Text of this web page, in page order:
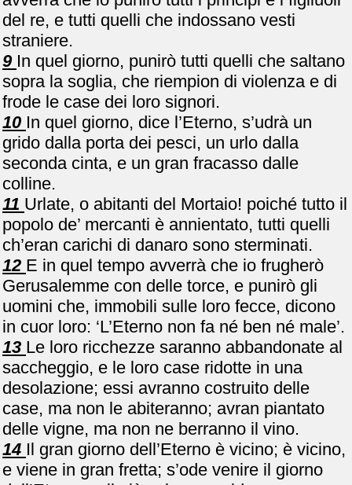
del re, e tutti quelli che indossano vesti
straniere.
9 In quel giorno, punirò tutti quelli che saltano
sopra la soglia, che riempion di violenza e di
frode le case dei loro signori.
10 In quel giorno, dice l’Eterno, s’udrà un
grido dalla porta dei pesci, un urlo dalla
seconda cinta, e un gran fracasso dalle
colline.
11 Urlate, o abitanti del Mortaio! poiché tutto il
popolo de’ mercanti è annientato, tutti quelli
ch’eran carichi di danaro sono sterminati.
12 E in quel tempo avverrà che io frugherò
Gerusalemme con delle torce, e punirò gli
uomini che, immobili sulle loro fecce, dicono
in cuor loro: ‘L’Eterno non fa né ben né male’.
13 Le loro ricchezze saranno abbandonate al
saccheggio, e le loro case ridotte in una
desolazione; essi avranno costruito delle
case, ma non le abiteranno; avran piantato
delle vigne, ma non ne berranno il vino.
14 Il gran giorno dell’Eterno è vicino; è vicino,
e viene in gran fretta; s’ode venire il giorno